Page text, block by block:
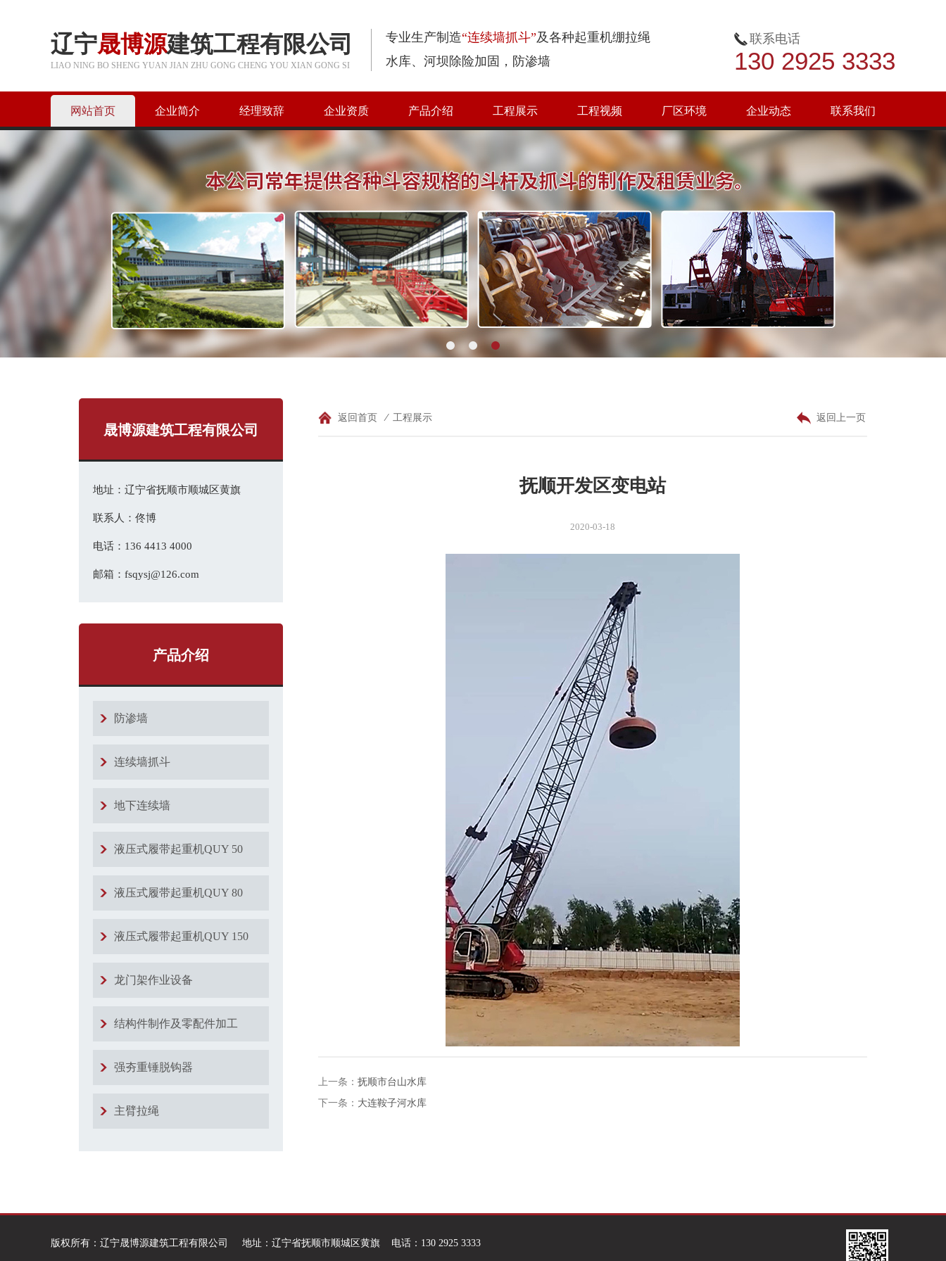
辽宁晟博源建筑工程有限公司
LIAO NING BO SHENG YUAN JIAN ZHU GONG CHENG YOU XIAN GONG SI
专业生产制造“连续墙抓斗”及各种起重机绷拉绳
水库、河坝除险加固，防渗墙
联系电话
130 2925 3333
网站首页 企业简介 经理致辞 企业资质 产品介绍 工程展示 工程视频 厂区环境 企业动态 联系我们
晟博源建筑工程有限公司
地址：辽宁省抚顺市顺城区黄旗
联系人：佟博
电话：136 4413 4000
邮箱：fsqysj@126.com
产品介绍
防渗墙
连续墙抓斗
地下连续墙
液压式履带起重机QUY 50
液压式履带起重机QUY 80
液压式履带起重机QUY 150
龙门架作业设备
结构件制作及零配件加工
强夯重锤脱钩器
主臂拉绳
返回首页 ⁄ 工程展示 返回上一页
抚顺开发区变电站
2020-03-18
上一条： 抚顺市台山水库
下一条： 大连鞍子河水库
版权所有：辽宁晟博源建筑工程有限公司 地址：辽宁省抚顺市顺城区黄旗 电话：130 2925 3333